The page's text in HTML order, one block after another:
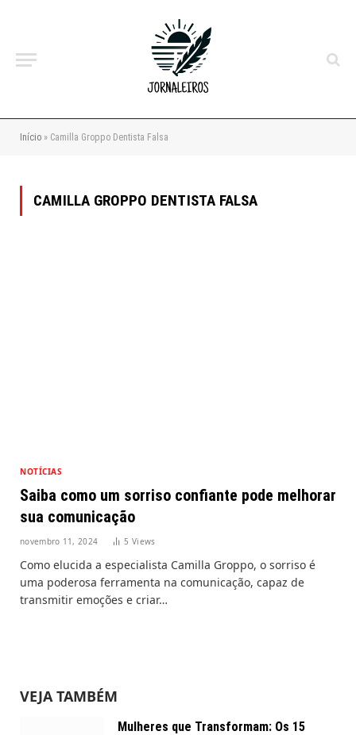
Início » Camilla Groppo Dentista Falsa
CAMILLA GROPPO DENTISTA FALSA
NOTÍCIAS
Saiba como um sorriso confiante pode melhorar
sua comunicação
novembro 11, 2024 5Views
Como elucida a especialista Camilla Groppo, o sorriso é
uma poderosa ferramenta na comunicação, capaz de
transmitir emoções e criar…
VEJA TAMBÉM
Mulheres que Transformam: Os 15